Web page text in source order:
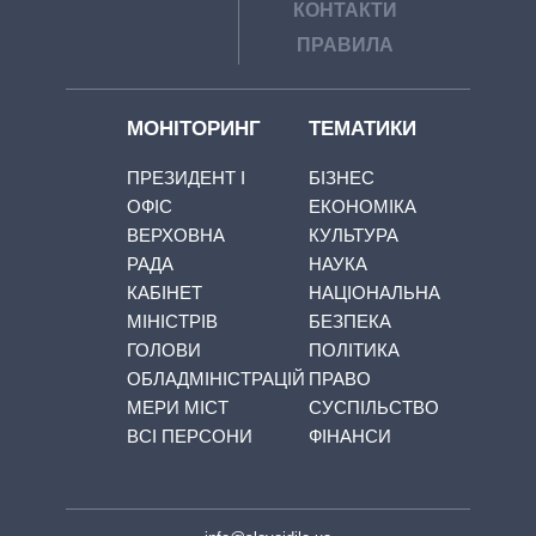
КОНТАКТИ
ПРАВИЛА
МОНІТОРИНГ
ПРЕЗИДЕНТ І
ОФІС
ВЕРХОВНА
РАДА
КАБІНЕТ
МІНІСТРІВ
ГОЛОВИ
ОБЛАДМІНІСТРАЦІЙ
МЕРИ МІСТ
ВСІ ПЕРСОНИ
ТЕМАТИКИ
БІЗНЕС
ЕКОНОМІКА
КУЛЬТУРА
НАУКА
НАЦІОНАЛЬНА
БЕЗПЕКА
ПОЛІТИКА
ПРАВО
СУСПІЛЬСТВО
ФІНАНСИ